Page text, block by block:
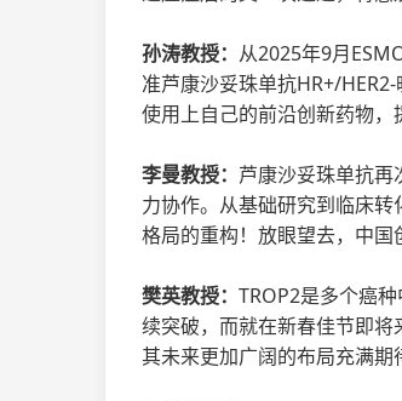
孙涛教授： 从2025年9月
准芦康沙妥珠单抗HR+/
使用上自己的前沿创新药物，
李曼教授： 芦康沙妥珠单抗再
力协作。从基础研究到临床
格局的重构！放眼望去，中国
樊英教授： TROP2是多个癌
续突破，而就在新春佳节即
其未来更加广阔的布局充满期